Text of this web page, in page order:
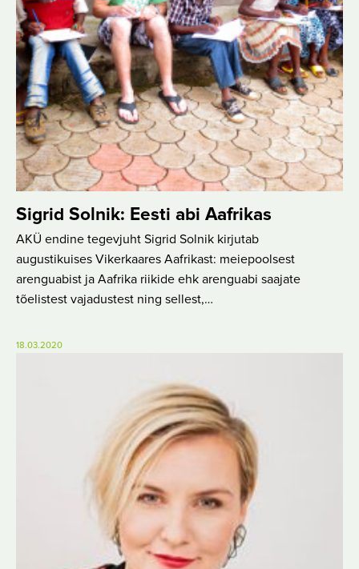
Sigrid Solnik: Eesti abi Aafrikas
AKÜ endine tegevjuht Sigrid Solnik kirjutab
augustikuises Vikerkaares Aafrikast: meiepoolsest
arenguabist ja Aafrika riikide ehk arenguabi saajate
tõelistest vajadustest ning sellest,…
18.03.2020